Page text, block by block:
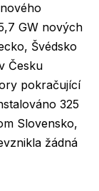
GW nových
Švédsko
Česku
pokračující
325
Slovensko,
žádná